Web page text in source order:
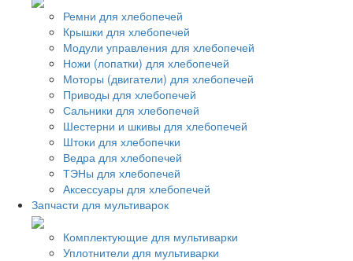
Ремни для хлебопечей
Крышки для хлебопечей
Модули управления для хлебопечей
Ножи (лопатки) для хлебопечей
Моторы (двигатели) для хлебопечей
Приводы для хлебопечей
Сальники для хлебопечей
Шестерни и шкивы для хлебопечей
Штоки для хлебопечки
Ведра для хлебопечей
ТЭНы для хлебопечей
Аксессуары для хлебопечей
Запчасти для мультиварок
Комплектующие для мультиварки
Уплотнители для мультиварки